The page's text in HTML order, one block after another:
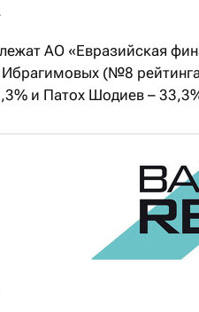
АО «Евразийская
(№8
и Патох Шодиев –